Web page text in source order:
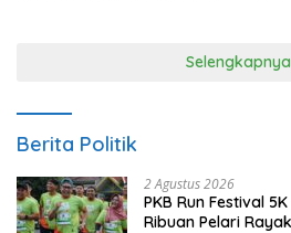
Selengkapnya
Berita Politik
2 Agustus 2026
PKB Run Festival
Ribuan Pelari